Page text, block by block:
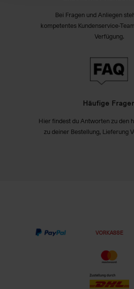
Bei Fragen und Anliegen
kompetentes Kundenservice-
Verfügung.
Häufige
Hier findest du Antworten zu den
zu deiner Bestellung, Lieferung
VORKASSE